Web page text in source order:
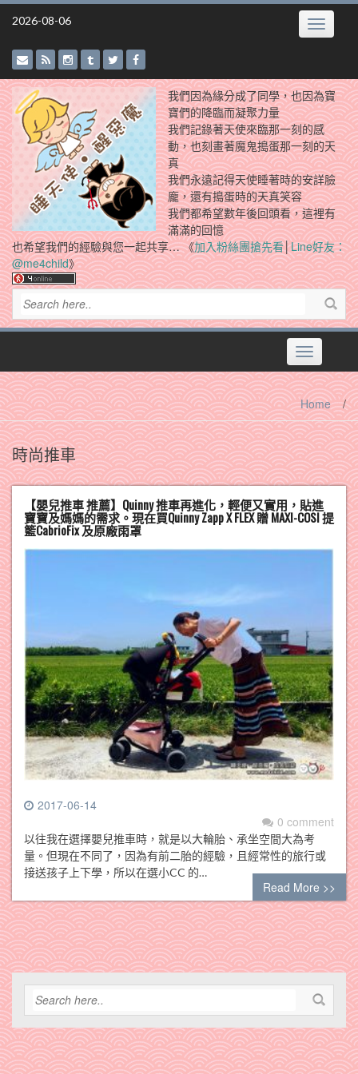
Skip
2026-08-06 Toggle
我們因為緣分成了同學，也因為寶
寶們的降臨而凝聚力量
我們記錄著天使來臨那一刻的感
動，也刻畫著魔鬼搗蛋那一刻的天
真
我們永遠記得天使睡著時的安詳臉
龐，還有搗蛋時的天真笑容
我們都希望數年後回頭看，這裡有
滿滿的回憶
也希望我們的經驗與您一起共享… 《加入粉絲團搶先看│Line好友：
@me4child》
Toggle
navigation
Home /
時尚推車
【嬰兒推車 推薦】Quinny 推車再進化，輕便又實用，貼進
寶寶及媽媽的需求。現在買Quinny Zapp X FLEX 贈 MAXI-COSI 提
籃CabrioFix 及原廠雨罩
2017-06-14
0 comment
以往我在選擇嬰兒推車時，就是以大輪胎、承坐空間大為考
量。但現在不同了，因為有前二胎的經驗，且經常性的旅行或
接送孩子上下學，所以在選小CC 的…
Read More >>